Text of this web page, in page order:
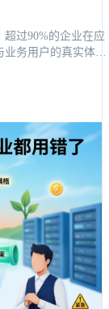
过90%的企业在应
业务用户的真实体验
常见痛点。通过前